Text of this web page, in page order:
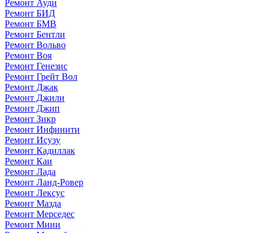
Ремонт Ауди
Ремонт БИД
Ремонт БМВ
Ремонт Бентли
Ремонт Вольво
Ремонт Воя
Ремонт Генезис
Ремонт Грейт Вол
Ремонт Джак
Ремонт Джили
Ремонт Джип
Ремонт Зикр
Ремонт Инфинити
Ремонт Исузу
Ремонт Кадиллак
Ремонт Каи
Ремонт Лада
Ремонт Ланд-Ровер
Ремонт Лексус
Ремонт Мазда
Ремонт Мерседес
Ремонт Мини